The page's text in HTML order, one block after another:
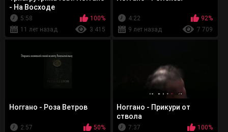
- На Восходе
5:58
100%
11 лет назад
3 415
4:22
92%
9 лет назад
7 709
Ноггано - Роза Ветров
2:57
50%
Ноггано - Прикури от
ствола
7:37
100%